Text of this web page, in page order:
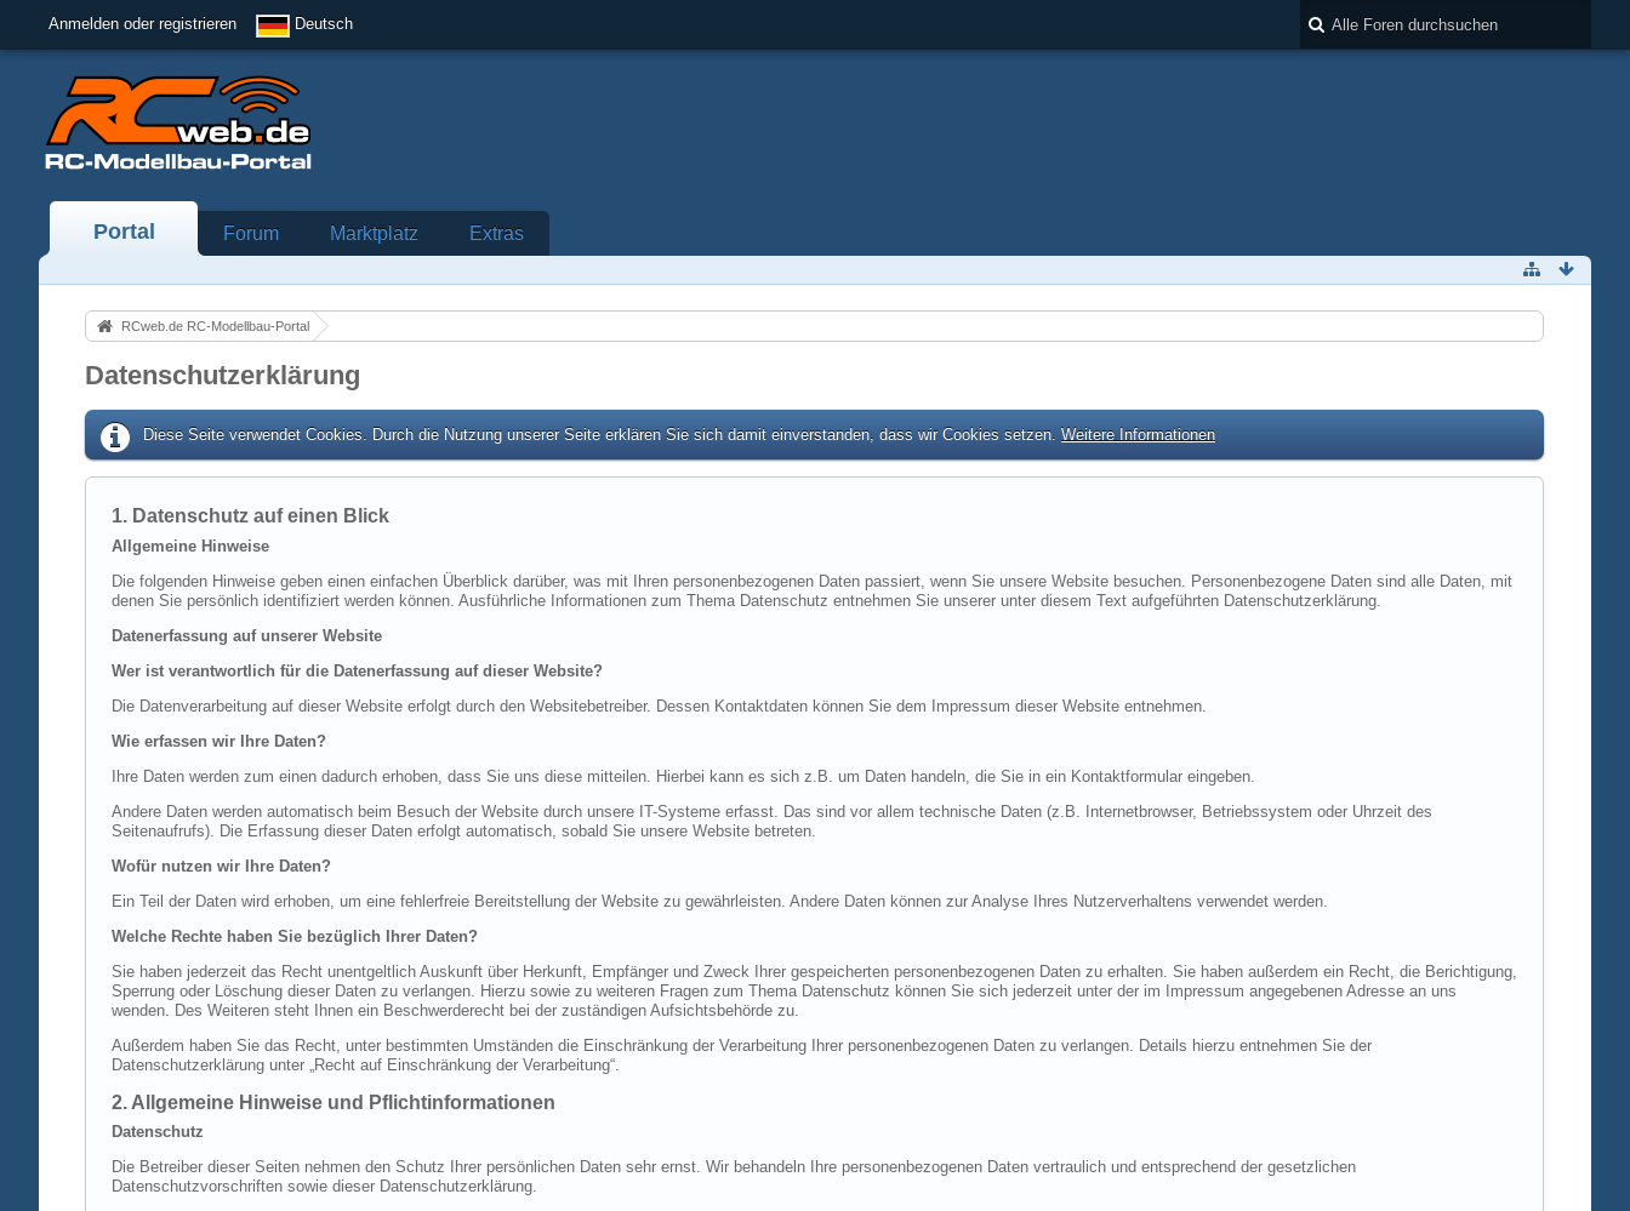
Anmelden oder registrieren Deutsch
Portal Forum Marktplatz Extras
RCweb.de RC-Modellbau-Portal
Datenschutzerklärung
Diese Seite verwendet Cookies. Durch die Nutzung unserer Seite erklären Sie sich damit einverstanden, dass wir Cookies setzen. Weitere Informationen
1. Datenschutz auf einen Blick
Allgemeine Hinweise
Die folgenden Hinweise geben einen einfachen Überblick darüber, was mit Ihren personenbezogenen Daten passiert, wenn Sie unsere Website besuchen. Personenbezogene Daten sind alle Daten, mit
denen Sie persönlich identifiziert werden können. Ausführliche Informationen zum Thema Datenschutz entnehmen Sie unserer unter diesem Text aufgeführten Datenschutzerklärung.
Datenerfassung auf unserer Website
Wer ist verantwortlich für die Datenerfassung auf dieser Website?
Die Datenverarbeitung auf dieser Website erfolgt durch den Websitebetreiber. Dessen Kontaktdaten können Sie dem Impressum dieser Website entnehmen.
Wie erfassen wir Ihre Daten?
Ihre Daten werden zum einen dadurch erhoben, dass Sie uns diese mitteilen. Hierbei kann es sich z.B. um Daten handeln, die Sie in ein Kontaktformular eingeben.
Andere Daten werden automatisch beim Besuch der Website durch unsere IT-Systeme erfasst. Das sind vor allem technische Daten (z.B. Internetbrowser, Betriebssystem oder Uhrzeit des
Seitenaufrufs). Die Erfassung dieser Daten erfolgt automatisch, sobald Sie unsere Website betreten.
Wofür nutzen wir Ihre Daten?
Ein Teil der Daten wird erhoben, um eine fehlerfreie Bereitstellung der Website zu gewährleisten. Andere Daten können zur Analyse Ihres Nutzerverhaltens verwendet werden.
Welche Rechte haben Sie bezüglich Ihrer Daten?
Sie haben jederzeit das Recht unentgeltlich Auskunft über Herkunft, Empfänger und Zweck Ihrer gespeicherten personenbezogenen Daten zu erhalten. Sie haben außerdem ein Recht, die Berichtigung,
Sperrung oder Löschung dieser Daten zu verlangen. Hierzu sowie zu weiteren Fragen zum Thema Datenschutz können Sie sich jederzeit unter der im Impressum angegebenen Adresse an uns
wenden. Des Weiteren steht Ihnen ein Beschwerderecht bei der zuständigen Aufsichtsbehörde zu.
Außerdem haben Sie das Recht, unter bestimmten Umständen die Einschränkung der Verarbeitung Ihrer personenbezogenen Daten zu verlangen. Details hierzu entnehmen Sie der
Datenschutzerklärung unter „Recht auf Einschränkung der Verarbeitung“.
2. Allgemeine Hinweise und Pflichtinformationen
Datenschutz
Die Betreiber dieser Seiten nehmen den Schutz Ihrer persönlichen Daten sehr ernst. Wir behandeln Ihre personenbezogenen Daten vertraulich und entsprechend der gesetzlichen
Datenschutzvorschriften sowie dieser Datenschutzerklärung.